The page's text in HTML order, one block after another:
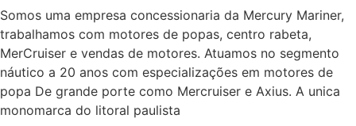
Somos uma empresa concessionaria da Mercury Mariner,
trabalhamos com motores de popas, centro rabeta,
MerCruiser e vendas de motores. Atuamos no segmento
náutico a 20 anos com especializações em motores de
popa De grande porte como Mercruiser e Axius. A unica
monomarca do litoral paulista